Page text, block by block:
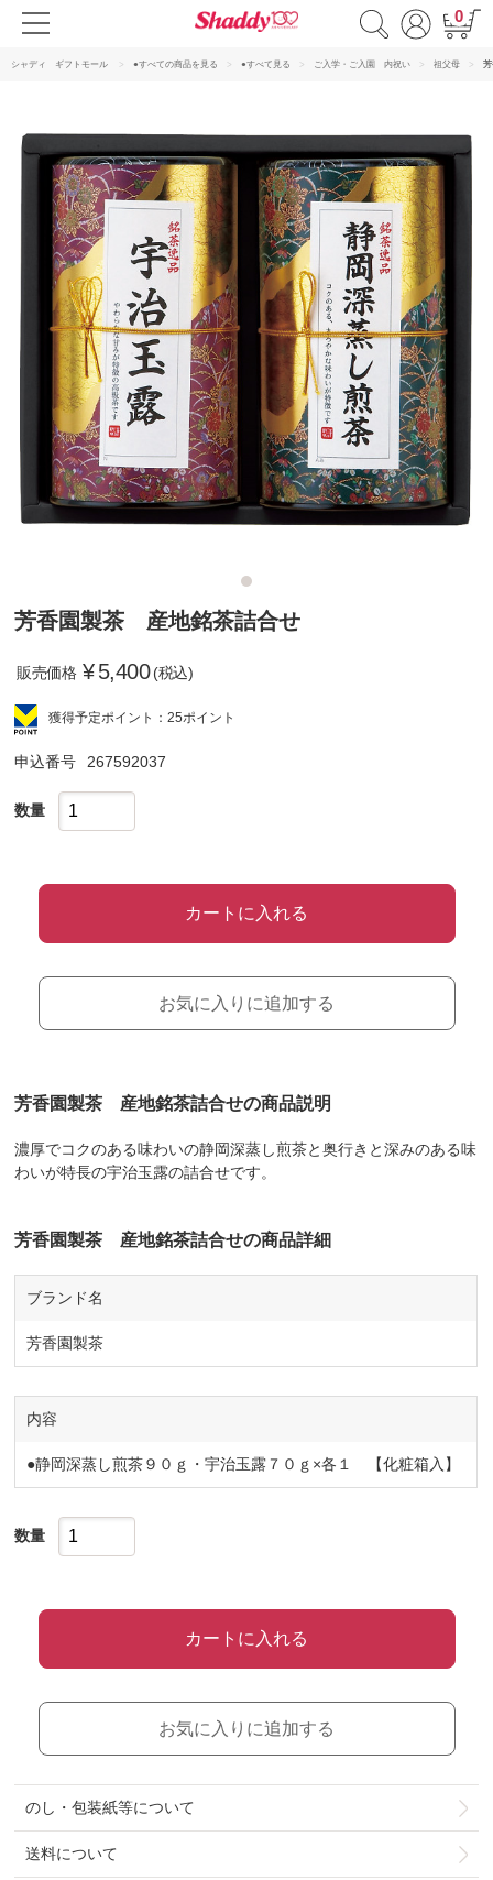
0
シャディ ギフトモール ●すべての商品を見る ●すべて見る ご入学・ご入園 内祝い 祖父母
芳香園製茶 産地銘茶詰合せ
販売価格 ¥5,400 (税込)
獲得予定ポイント：25ポイント
申込番号 267592037
数量
カートに入れる
お気に入りに追加する
芳香園製茶 産地銘茶詰合せの商品説明
濃厚でコクのある味わいの静岡深蒸し煎茶と奥行きと深みのある味
わいが特長の宇治玉露の詰合せです。
芳香園製茶 産地銘茶詰合せの商品詳細
ブランド名
芳香園製茶
内容
●静岡深蒸し煎茶９０ｇ・宇治玉露７０ｇ×各１ 【化粧箱入】
数量
カートに入れる
お気に入りに追加する
のし・包装紙等について
送料について